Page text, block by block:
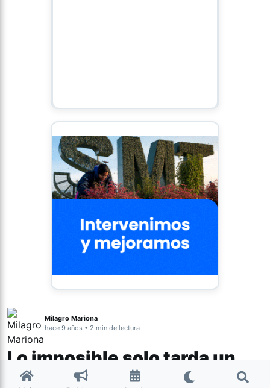
Milagro Mariona
hace 9 años • 2 min de lectura
Lo imposible solo tarda un
poco más. El viernes se